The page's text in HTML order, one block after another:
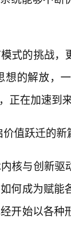
式的挑战
的解放，
正在加速到来
值跃迁的新
核与创新
何成为赋能
开始以各